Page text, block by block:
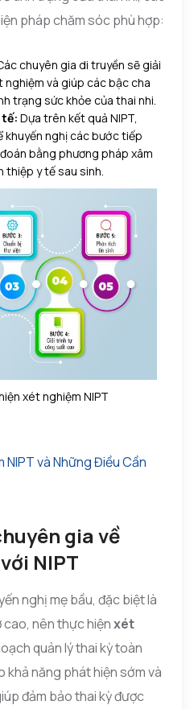
pháp chăm sóc phù hợp:
chuyên gia di truyền sẽ giải
và giúp các bậc cha
trạng sức khỏe của thai nhi.
tế: Dựa trên kết quả NIPT,
nghị các bước tiếp
bằng phương pháp xâm
thiệp y tế sau sinh.
xét nghiệm NIPT
NIPT và Những Điều Cần
gia về
NIPT
nghị mẹ bầu, đặc biệt là
nên thực hiệnxét
quản lý thai kỳ toàn
khả năng phát hiện sớm và
đảm bảo thai kỳ được